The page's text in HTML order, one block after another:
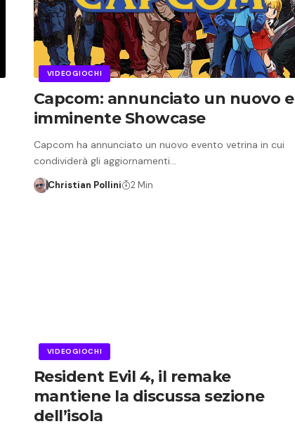
VIDEOGIOCHI
Capcom: annunciato un nuovo e
imminente Showcase
Capcom ha annunciato un nuovo evento vetrina in cui
condividerà gli aggiornamenti…
Christian Pollini 2 Min
VIDEOGIOCHI
Resident Evil 4, il remake
mantiene la discussa sezione
dell’isola